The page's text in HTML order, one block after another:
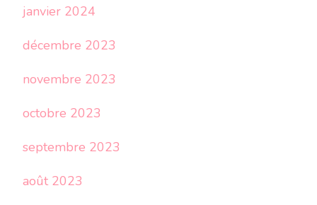
janvier 2024
décembre 2023
novembre 2023
octobre 2023
septembre 2023
août 2023